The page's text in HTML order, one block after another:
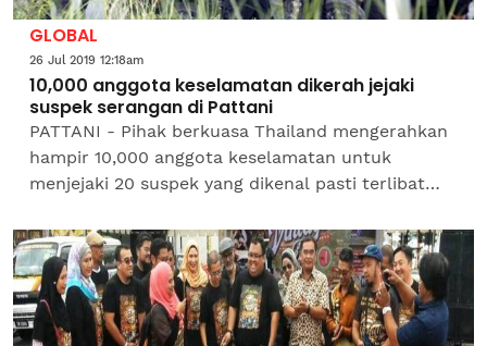
GLOBAL
26 Jul 2019 12:18am
10,000 anggota keselamatan dikerah jejaki
suspek serangan di Pattani
PATTANI - Pihak berkuasa Thailand mengerahkan
hampir 10,000 anggota keselamatan untuk
menjejaki 20 suspek yang dikenal pasti terlibat
keselamatan di Daerah...